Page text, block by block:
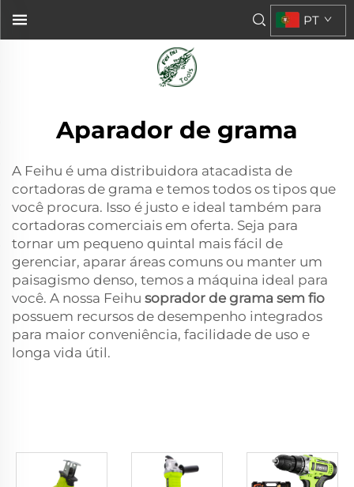
PT
Aparador de grama
A Feihu é uma distribuidora atacadista de
cortadoras de grama e temos todos os tipos que
você procura. Isso é justo e ideal também para
cortadoras comerciais em oferta. Seja para
tornar um pequeno quintal mais fácil de
gerenciar, aparar áreas comuns ou manter um
paisagismo denso, temos a máquina ideal para
você. A nossa Feihu soprador de grama sem fio
possuem recursos de desempenho integrados
para maior conveniência, facilidade de uso e
longa vida útil.